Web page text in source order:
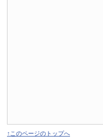
↑このページのトップへ